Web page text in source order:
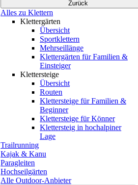
Zurück
Alles zu Klettern
Klettergärten
Übersicht
Sportklettern
Mehrseillänge
Klettergärten für Familien &
Einsteiger
Klettersteige
Übersicht
Routen
Klettersteige für Familien &
Beginner
Klettersteige für Könner
Klettersteig in hochalpiner
Lage
Trailrunning
Kajak & Kanu
Paragleiten
Hochseilgärten
Alle Outdoor-Anbieter